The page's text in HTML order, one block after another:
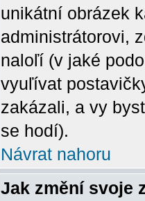
unikátní obrázek
administrátorovi,
naloľí (v jaké
vyuľívat
zakázali, a vy
se hodí).
Návrat nahoru
Jak změní svoje